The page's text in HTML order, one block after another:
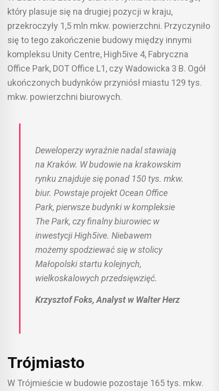
który plasuje się na drugiej pozycji w kraju,
przekroczyły 1,5 mln mkw. powierzchni. Przyczyniło
się to tego zakończenie budowy między innymi
kompleksu Unity Centre, High5ive 4, Fabryczna
Office Park, DOT Office L1, czy Wadowicka 3 B. Ogół
ukończonych budynków przyniósł miastu 129 tys.
mkw. powierzchni biurowych.
Deweloperzy wyraźnie nadal stawiają
na Kraków. W budowie na krakowskim
rynku znajduje się ponad 150 tys. mkw.
biur. Powstaje projekt Ocean Office
Park, pierwsze budynki w kompleksie
The Park, czy finalny biurowiec w
inwestycji High5ive. Niebawem
możemy spodziewać się w stolicy
Małopolski startu kolejnych,
wielkoskalowych przedsięwzięć.
Krzysztof Foks, Analyst w Walter Herz
Trójmiasto
W Trójmieście w budowie pozostaje 165 tys. mkw.